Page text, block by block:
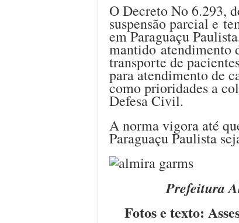
O Decreto No 6.293,
suspensão parcial e
em Paraguaçu
mantido atendimento
transporte de
para atendimento de
como prioridades a
Defesa Civil.
A norma vigora até
Paraguaçu Paulista
Prefeitura
Fotos e texto: